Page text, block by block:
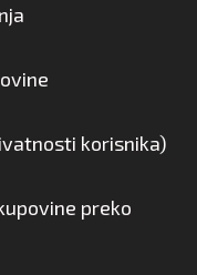
korisnika)
preko